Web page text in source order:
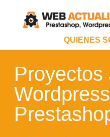
QUIENES
Proyectos